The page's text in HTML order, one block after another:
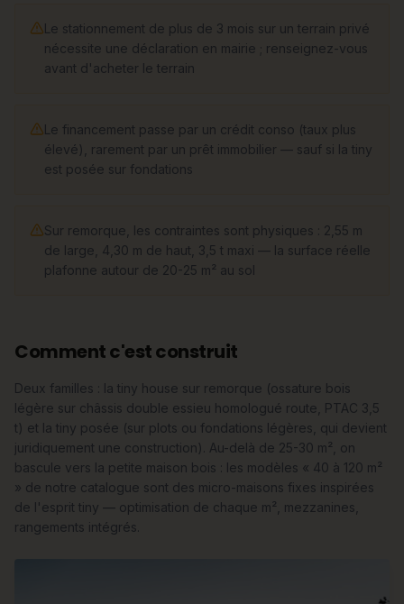
Le stationnement de plus de 3 mois sur un terrain privé
nécessite une déclaration en mairie ; renseignez-vous
avant d'acheter le terrain
Le financement passe par un crédit conso (taux plus
élevé), rarement par un prêt immobilier — sauf si la tiny
est posée sur fondations
Sur remorque, les contraintes sont physiques : 2,55 m
de large, 4,30 m de haut, 3,5 t maxi — la surface réelle
plafonne autour de 20-25 m² au sol
Comment c'est construit
Deux familles : la tiny house sur remorque (ossature bois
légère sur châssis double essieu homologué route, PTAC 3,5
t) et la tiny posée (sur plots ou fondations légères, qui devient
juridiquement une construction). Au-delà de 25-30 m², on
bascule vers la petite maison bois : les modèles « 40 à 120 m²
» de notre catalogue sont des micro-maisons fixes inspirées
de l'esprit tiny — optimisation de chaque m², mezzanines,
rangements intégrés.